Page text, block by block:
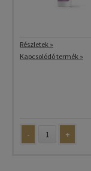
Részletek »
Kapcsolódó termék »
- +